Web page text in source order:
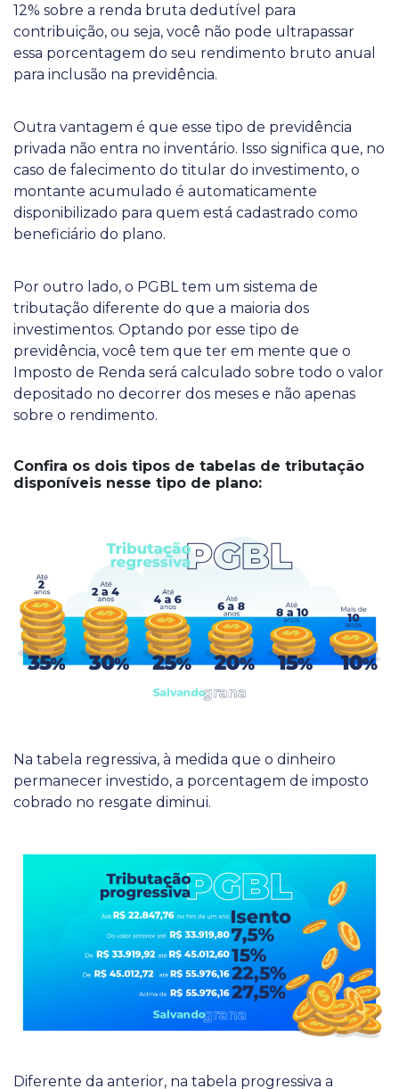
12% sobre a renda bruta dedutível para
contribuição, ou seja, você não pode ultrapassar
essa porcentagem do seu rendimento bruto anual
para inclusão na previdência.
Outra vantagem é que esse tipo de previdência
privada não entra no inventário. Isso significa que, no
caso de falecimento do titular do investimento, o
montante acumulado é automaticamente
disponibilizado para quem está cadastrado como
beneficiário do plano.
Por outro lado, o PGBL tem um sistema de
tributação diferente do que a maioria dos
investimentos. Optando por esse tipo de
previdência, você tem que ter em mente que o
Imposto de Renda será calculado sobre todo o valor
depositado no decorrer dos meses e não apenas
sobre o rendimento.
Confira os dois tipos de tabelas de tributação
disponíveis nesse tipo de plano:
Na tabela regressiva, à medida que o dinheiro
permanecer investido, a porcentagem de imposto
cobrado no resgate diminui.
Diferente da anterior, na tabela progressiva a